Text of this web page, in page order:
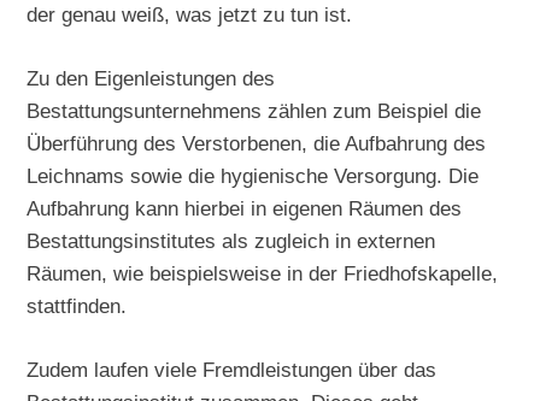
der genau weiß, was jetzt zu tun ist.
Zu den Eigenleistungen des
Bestattungsunternehmens zählen zum Beispiel die
Überführung des Verstorbenen, die Aufbahrung des
Leichnams sowie die hygienische Versorgung. Die
Aufbahrung kann hierbei in eigenen Räumen des
Bestattungsinstitutes als zugleich in externen
Räumen, wie beispielsweise in der Friedhofskapelle,
stattfinden.
Zudem laufen viele Fremdleistungen über das